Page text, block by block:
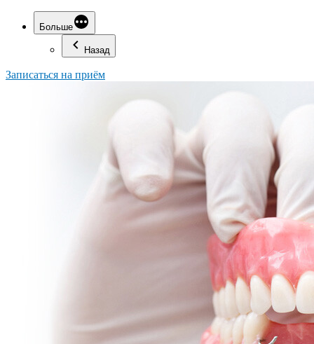
Больше
Назад
Записаться на приём